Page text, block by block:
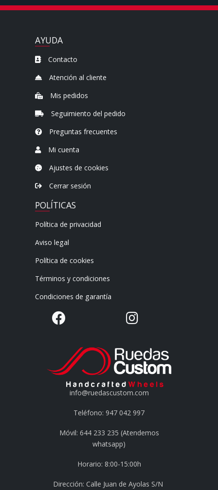
AYUDA
Contacto
Atención al cliente
Mis pedidos
Seguimiento del pedido
Preguntas frecuentes
Mi cuenta
Ajustes de cookies
Cerrar sesión
POLÍTICAS
Política de privacidad
Aviso legal
Política de cookies
Términos y condiciones
Condiciones de garantía
info@ruedascustom.com
Teléfono: 947 042 997
Móvil: 644 233 235 (Atendemos
whatsapp)
Horario: 8:00-15:00h
Dirección: Calle Juan de Ayolas S/N